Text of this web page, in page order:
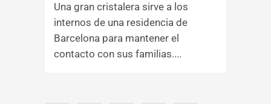
Una gran cristalera sirve a los
internos de una residencia de
Barcelona para mantener el
contacto con sus familias....